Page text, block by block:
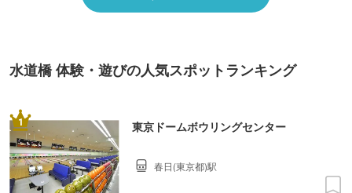
水道橋 体験・遊びの人気スポットランキング
1 東京ドームボウリングセンター
春日(東京都)駅